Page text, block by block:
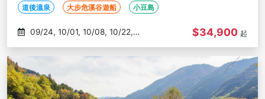
羅宮－高雄出發
道後溫泉 大步危溪谷遊船 小豆島
11/05
$34,900 起